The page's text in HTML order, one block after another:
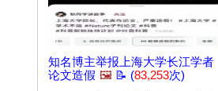
知名博主举报上海大学长江学者
论文造假 🖼️ 📝 (83,253次)